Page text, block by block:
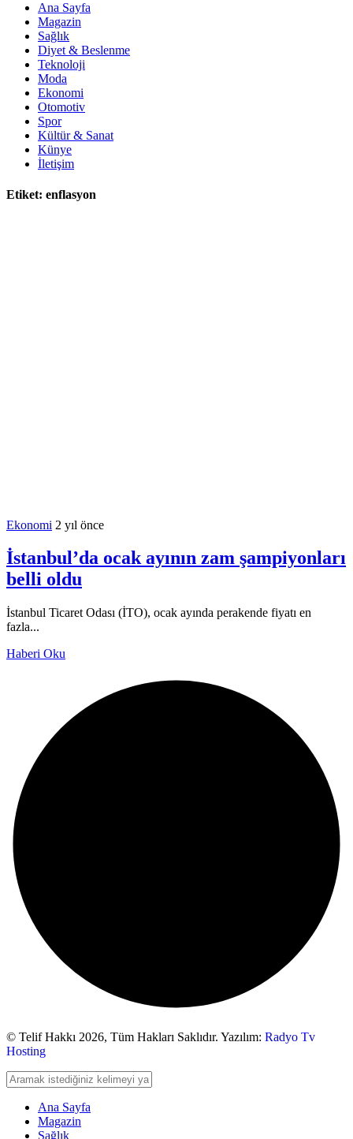
Ana Sayfa
Magazin
Sağlık
Diyet & Beslenme
Teknoloji
Moda
Ekonomi
Otomotiv
Spor
Kültür & Sanat
Künye
İletişim
Etiket: enflasyon
Ekonomi 2 yıl önce
İstanbul’da ocak ayının zam şampiyonları
belli oldu
İstanbul Ticaret Odası (İTO), ocak ayında perakende fiyatı en
fazla...
Haberi Oku
© Telif Hakkı 2026, Tüm Hakları Saklıdır. Yazılım: Radyo Tv
Hosting
Ana Sayfa
Magazin
Sağlık